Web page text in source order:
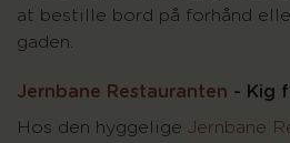
at bestille bord på forhånd
gaden.
Jernbane Restauranten - Kig
Hos den hyggelige Jernbane